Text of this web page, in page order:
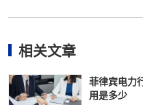
相关文章
菲律宾电力
用是多少